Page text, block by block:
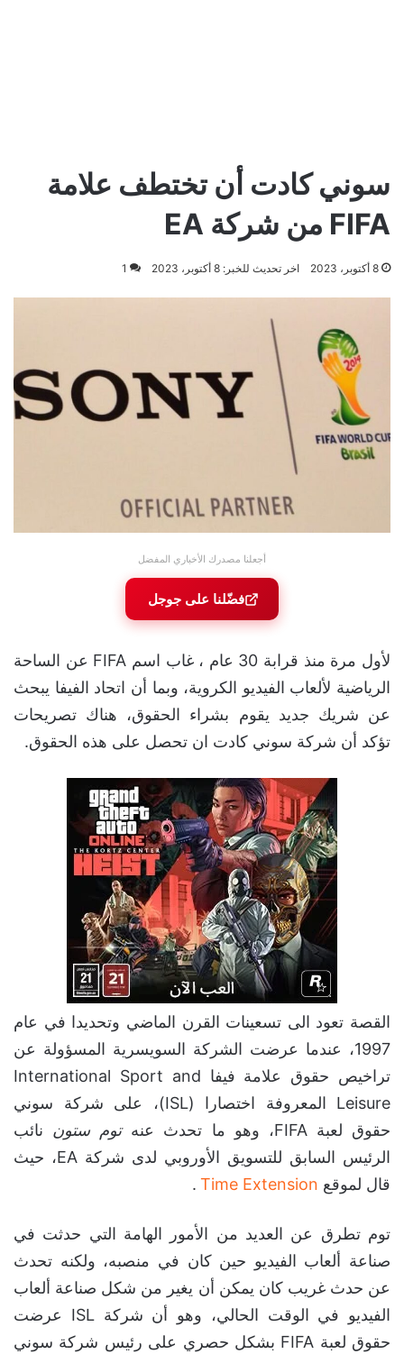
سوني كادت أن تختطف علامة
FIFA من شركة EA
8 أكتوبر، 2023 اخر تحديث للخبر: 8 أكتوبر، 2023 1
أجعلنا مصدرك الأخباري المفضل
فضّلنا على جوجل
لأول مرة منذ قرابة 30 عام ، غاب اسم FIFA عن الساحة
الرياضية لألعاب الفيديو الكروية، وبما أن اتحاد الفيفا يبحث
عن شريك جديد يقوم بشراء الحقوق، هناك تصريحات
تؤكد أن شركة سوني كادت ان تحصل على هذه الحقوق.
القصة تعود الى تسعينات القرن الماضي وتحديدا في عام
1997، عندما عرضت الشركة السويسرية المسؤولة عن
تراخيص حقوق علامة فيفا International Sport and
Leisure المعروفة اختصارا (ISL)، على شركة سوني
حقوق لعبة FIFA، وهو ما تحدث عنه
توم ستون نائب
الرئيس السابق للتسويق الأوروبي لدى شركة EA، حيث
قال لموقع Time Extension
.
توم تطرق عن العديد من الأمور الهامة التي حدثت في
صناعة ألعاب الفيديو حين كان في منصبه، ولكنه تحدث
عن حدث غريب كان يمكن أن يغير من شكل صناعة ألعاب
الفيديو في الوقت الحالي، وهو أن شركة ISL عرضت
حقوق لعبة FIFA بشكل حصري على رئيس شركة سوني